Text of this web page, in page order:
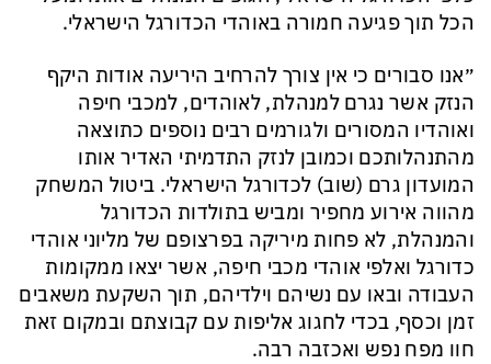
הכל תוך פגיעה חמורה באוהדי הכדורגל הישראלי.
״אנו סבורים כי אין צורך להרחיב היריעה אודות היקף
הנזק אשר נגרם למנהלת, לאוהדים, למכבי חיפה
ואוהדיו המסורים ולגורמים רבים נוספים כתוצאה
מהתנהלותכם וכמובן לנזק התדמיתי האדיר אותו
המועדון גרם (שוב) לכדורגל הישראלי. ביטול המשחק
מהווה אירוע מחפיר ומביש בתולדות הכדורגל
והמנהלת, לא פחות מיריקה בפרצופם של מליוני אוהדי
כדורגל ואלפי אוהדי מכבי חיפה, אשר יצאו ממקומות
העבודה ובאו עם נשיהם וילדיהם, תוך השקעת משאבים
זמן וכסף, בכדי לחגוג אליפות עם קבוצתם ובמקום זאת
חוו מפח נפש ואכזבה רבה.